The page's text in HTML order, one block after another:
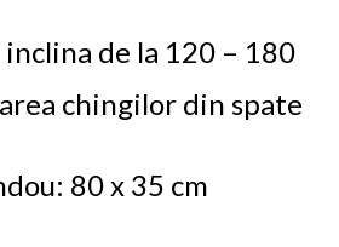
de la 120 – 180
chingilor din spate
80 x 35 cm